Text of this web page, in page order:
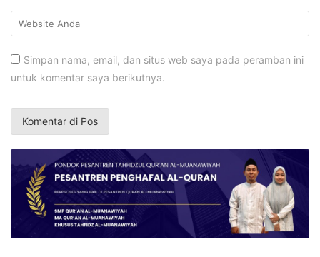
Simpan nama, email, dan situs web saya pada peramban ini
untuk komentar saya berikutnya.